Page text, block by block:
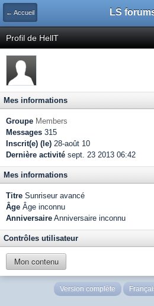
← Accueil LS
Profil de HellT
Mes informations
Groupe Members
Messages 315
Inscrit(e) (le) 28-août 10
Dernière activité sept. 23 2013 06:42
Mes informations
Titre Sunriseur avancé
Âge Âge inconnu
Anniversaire Anniversaire inconnu
Contrôles utilisateur
Mon contenu
Version complète